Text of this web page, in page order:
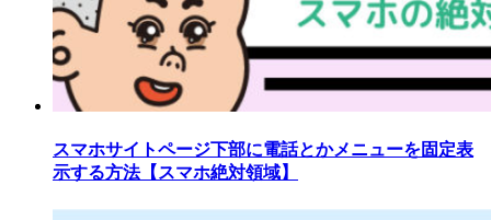
スマホサイトページ下部に電話とかメニューを固定表
示する方法【スマホ絶対領域】